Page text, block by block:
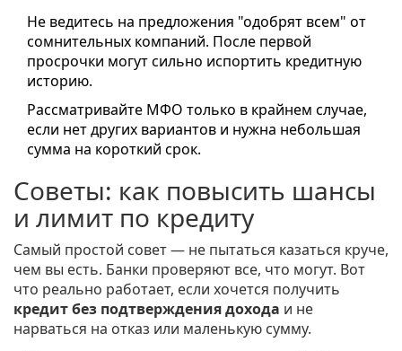
Не ведитесь на предложения "одобрят всем" от
сомнительных компаний. После первой
просрочки могут сильно испортить кредитную
историю.
Рассматривайте МФО только в крайнем случае,
если нет других вариантов и нужна небольшая
сумма на короткий срок.
Советы: как повысить шансы
и лимит по кредиту
Самый простой совет — не пытаться казаться круче,
чем вы есть. Банки проверяют все, что могут. Вот
что реально работает, если хочется получить
кредит без подтверждения дохода и не
нарваться на отказ или маленькую сумму.